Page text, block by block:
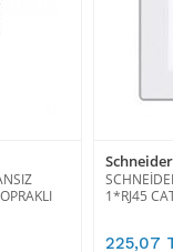
1*RJ45
225,07